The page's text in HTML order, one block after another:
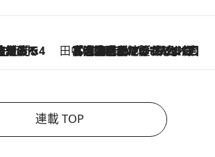
で4年目の立川立飛歌舞伎へ 田中稲の勝手に再ブーム
2026.8.7
「湘南乃風に憧れて」観客大盛上がりの“タオル回し”に、ラッパー顔負けの高速歌唱まで…さだまさし（74）のアグレッシブすぎる現在地
連載 TOP